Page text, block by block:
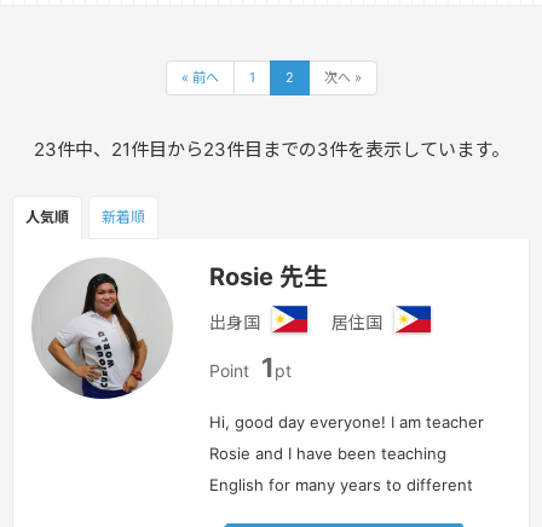
« 前へ 1 2 次へ »
23件中、21件目から23件目までの3件を表示しています。
人気順 新着順
Rosie 先生
出身国
ィ
ピ
ン
居住国
ピ
ン
Point 1pt
Hi, good day everyone! I am teacher
Rosie and I have been teaching
English for many years to different